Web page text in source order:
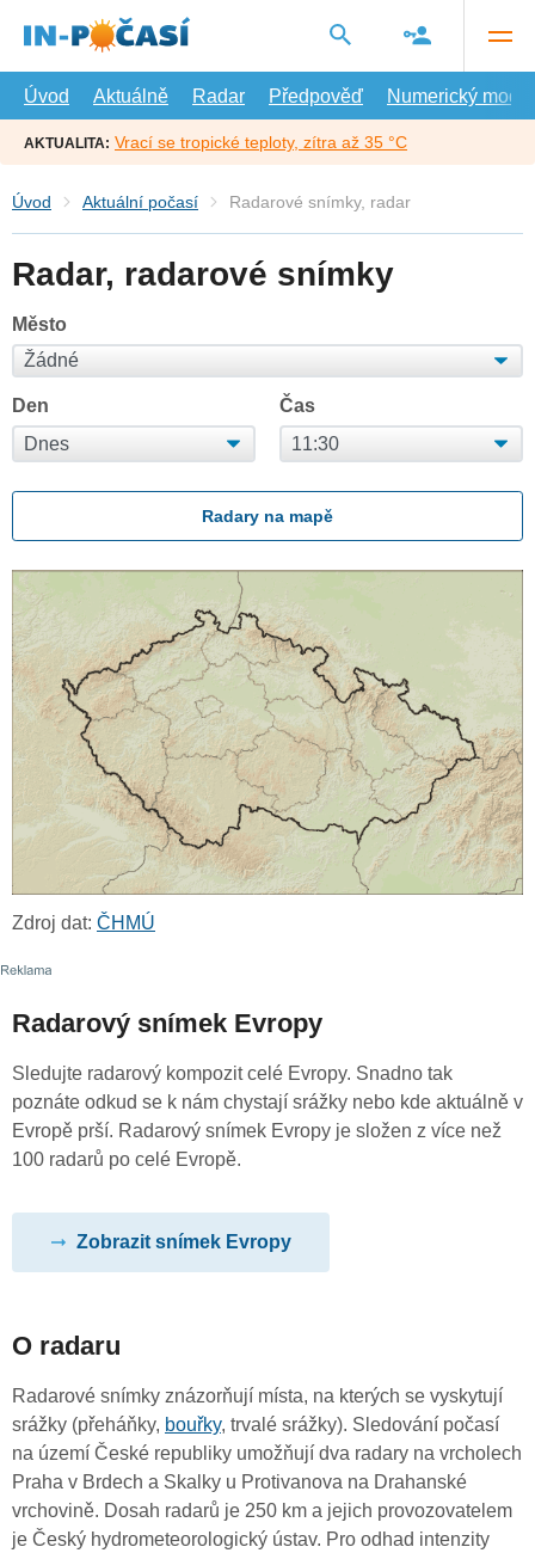
hlavní
Úvod
Aktuálně Radar Předpověď Numerický model
AKTUALITA: Vrací se tropické teploty, zítra až 35 °C
Úvod Aktuální počasí Radarové snímky, radar
Radar, radarové snímky
Město
Den Čas
Radary na mapě
Zdroj dat: ČHMÚ
Radarový snímek Evropy
Sledujte radarový kompozit celé Evropy. Snadno tak
poznáte odkud se k nám chystají srážky nebo kde aktuálně v
Evropě prší. Radarový snímek Evropy je složen z více než
100 radarů po celé Evropě.
Zobrazit snímek Evropy
O radaru
Radarové snímky znázorňují místa, na kterých se vyskytují
srážky (přeháňky, bouřky, trvalé srážky). Sledování počasí
na území České republiky umožňují dva radary na vrcholech
Praha v Brdech a Skalky u Protivanova na Drahanské
vrchovině. Dosah radarů je 250 km a jejich provozovatelem
je Český hydrometeorologický ústav. Pro odhad intenzity